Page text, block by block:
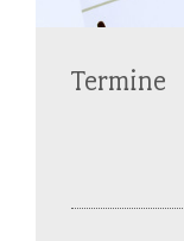
Termine